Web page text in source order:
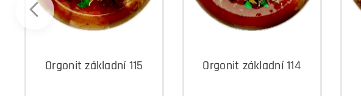
Orgonit základní 115 Orgonit základní 114